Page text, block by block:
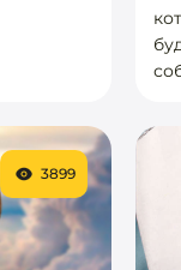
3899